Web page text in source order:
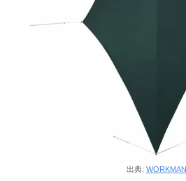
出典: WORKMAN